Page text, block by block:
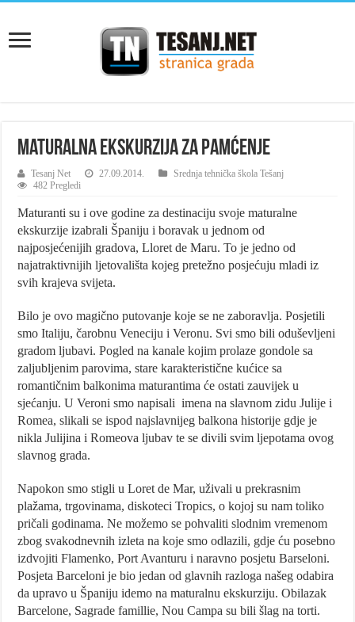
Maturalna ekskurzija za pamćenje
Tesanj Net 27.09.2014.
Srednja tehnička škola Tešanj
482 Pregledi
Maturanti su i ove godine za destinaciju svoje maturalne
ekskurzije izabrali Španiju i boravak u jednom od
najposjećenijih gradova, Lloret de Maru. To je jedno od
najatraktivnijih ljetovališta kojeg pretežno posjećuju mladi iz
svih krajeva svijeta.
Bilo je ovo magično putovanje koje se ne zaboravlja. Posjetili
smo Italiju, čarobnu Veneciju i Veronu. Svi smo bili oduševljeni
gradom ljubavi. Pogled na kanale kojim prolaze gondole sa
zaljubljenim parovima, stare karakteristične kućice sa
romantičnim balkonima maturantima će ostati zauvijek u
sjećanju. U Veroni smo napisali imena na slavnom zidu Julije i
Romea, slikali se ispod najslavnijeg balkona historije gdje je
nikla Julijina i Romeova ljubav te se divili svim ljepotama ovog
slavnog grada.
Napokon smo stigli u Loret de Mar, uživali u prekrasnim
plažama, trgovinama, diskoteci Tropics, o kojoj su nam toliko
pričali godinama. Ne možemo se pohvaliti slodnim vremenom
zbog svakodnevnih izleta na koje smo odlazili, gdje ću posebno
izdvojiti Flamenko, Port Avanturu i naravno posjetu Barseloni.
Posjeta Barceloni je bio jedan od glavnih razloga našeg odabira
da upravo u Španiju idemo na maturalnu ekskurziju. Obilazak
Barcelone, Sagrade famillie, Nou Campa su bili šlag na torti.